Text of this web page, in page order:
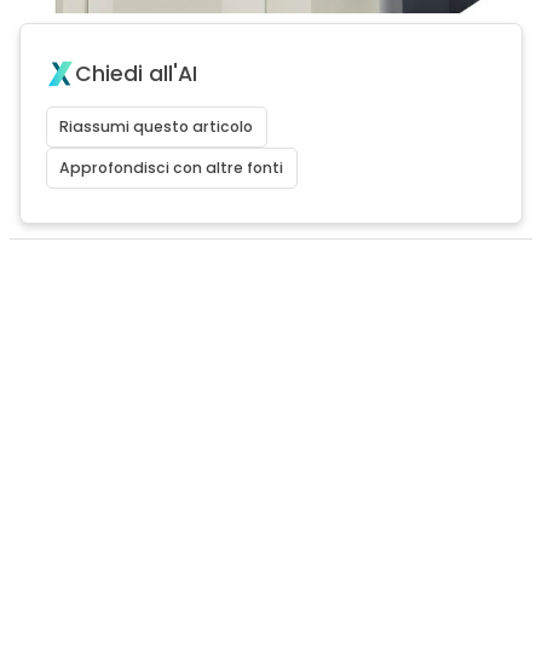
Chiedi all'AI
Riassumi questo articolo
Approfondisci con altre fonti